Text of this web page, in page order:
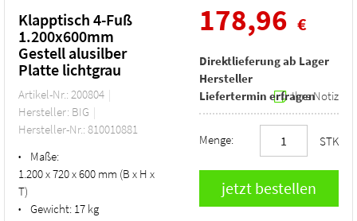
Klapptisch 4-Fuß
1.200x600mm
Gestell alusilber
Platte lichtgrau
Artikel-Nr.: 200804
Hersteller: BIG
Hersteller-Nr.: 810010881
•
Maße:
1.200 x 720 x 600 mm (B x H x
T)
• Gewicht: 17 kg
178,96 €
Direktlieferung ab Lager
Hersteller
Liefertermin erfragenIhre Notiz
Menge: STK